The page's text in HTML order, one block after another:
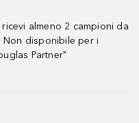
almeno 2 campioni da
Non disponibile per i
Partner"